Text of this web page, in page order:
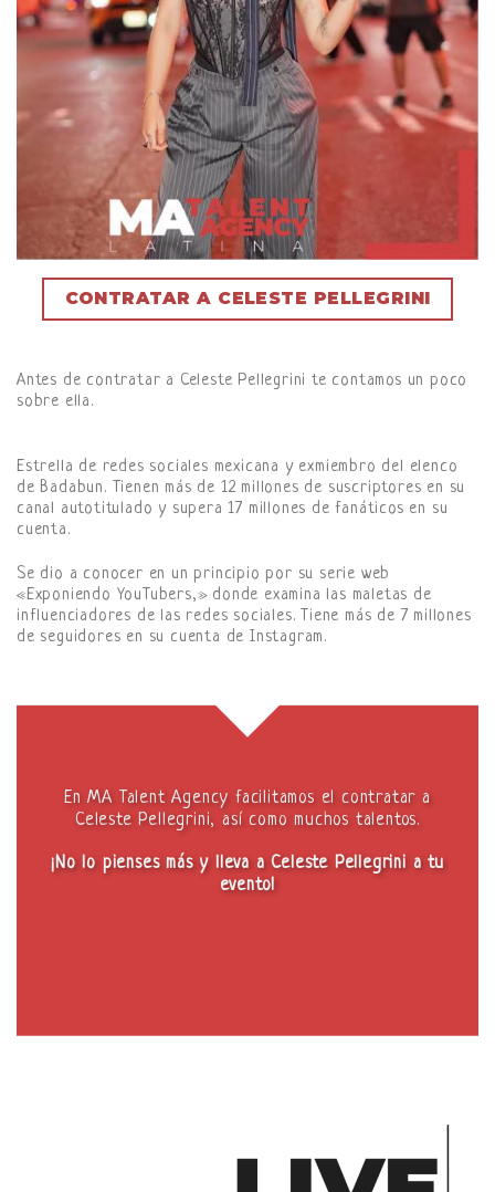
CONTRATAR A CELESTE PELLEGRINI
Antes de contratar a Celeste Pellegrini te contamos un poco
sobre ella.
Estrella de redes sociales mexicana y exmiembro del elenco
de Badabun. Tienen más de 12 millones de suscriptores en su
canal autotitulado y supera 17 millones de fanáticos en su
cuenta.
Se dio a conocer en un principio por su serie web
«Exponiendo YouTubers,» donde examina las maletas de
influenciadores de las redes sociales. Tiene más de 7 millones
de seguidores en su cuenta de Instagram.
En MA Talent Agency facilitamos el contratar a
Celeste Pellegrini, así como muchos talentos.
¡No lo pienses más y lleva a Celeste Pellegrini a tu
evento!